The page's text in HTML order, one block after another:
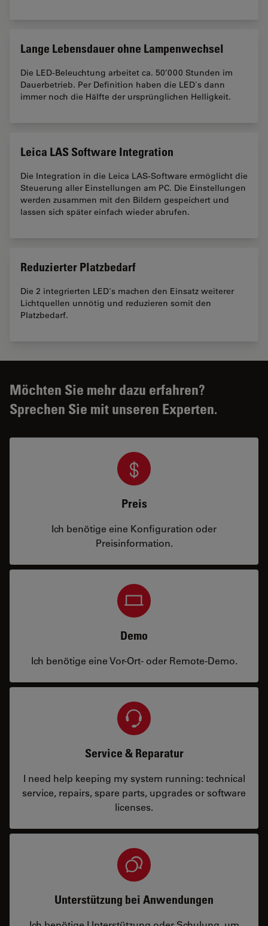
Lange Lebensdauer ohne Lampenwechsel
Die LED-Beleuchtung arbeitet ca. 50’000 Stunden im
Dauerbetrieb. Per Definition haben die LED's dann
immer noch die Hälfte der ursprünglichen Helligkeit.
Leica LAS Software Integration
Die Integration in die Leica LAS-Software ermöglicht die
Steuerung aller Einstellungen am PC. Die Einstellungen
werden zusammen mit den Bildern gespeichert und
lassen sich später einfach wieder abrufen.
Reduzierter Platzbedarf
Die 2 integrierten LED's machen den Einsatz weiterer
Lichtquellen unnötig und reduzieren somit den
Platzbedarf.
Möchten Sie mehr dazu erfahren?
Sprechen Sie mit unseren Experten.
Preis
Ich benötige eine Konfiguration oder
Preisinformation.
Demo
Ich benötige eine Vor-Ort- oder Remote-Demo.
Service & Reparatur
I need help keeping my system running: technical
service, repairs, spare parts, upgrades or software
licenses.
Unterstützung bei Anwendungen